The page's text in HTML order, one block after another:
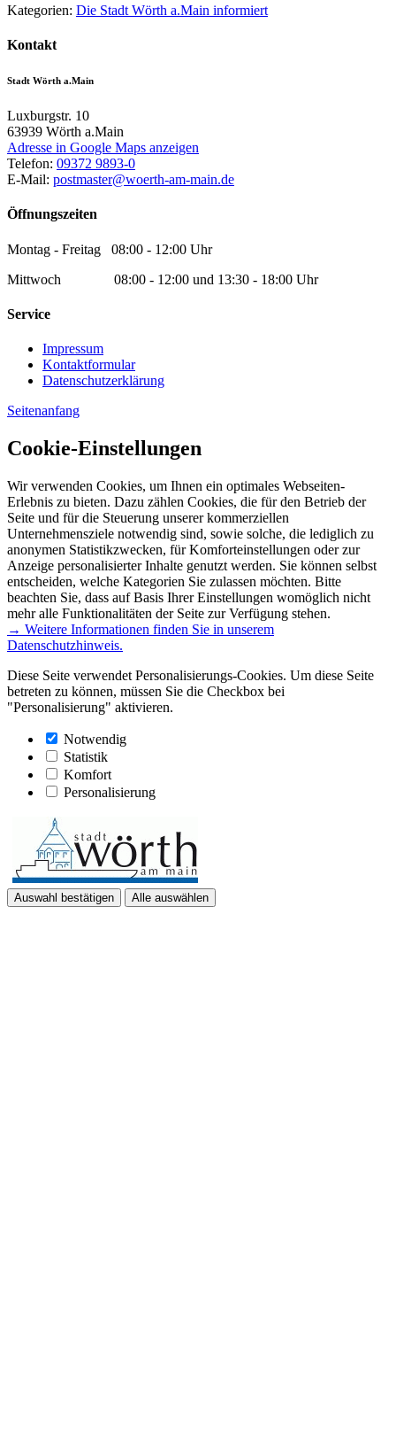
Kategorien: Die Stadt Wörth a.Main informiert
Kontakt
Stadt Wörth a.Main
Luxburgstr. 10
63939 Wörth a.Main
Adresse in Google Maps anzeigen
Telefon: 09372 9893-0
E-Mail: postmaster@woerth-am-main.de
Öffnungszeiten
Montag - Freitag 08:00 - 12:00 Uhr
Mittwoch 08:00 - 12:00 und 13:30 - 18:00 Uhr
Service
Impressum
Kontaktformular
Datenschutzerklärung
Seitenanfang
Cookie-Einstellungen
Wir verwenden Cookies, um Ihnen ein optimales Webseiten-
Erlebnis zu bieten. Dazu zählen Cookies, die für den Betrieb der
Seite und für die Steuerung unserer kommerziellen
Unternehmensziele notwendig sind, sowie solche, die lediglich zu
anonymen Statistikzwecken, für Komforteinstellungen oder zur
Anzeige personalisierter Inhalte genutzt werden. Sie können selbst
entscheiden, welche Kategorien Sie zulassen möchten. Bitte
beachten Sie, dass auf Basis Ihrer Einstellungen womöglich nicht
mehr alle Funktionalitäten der Seite zur Verfügung stehen.
→ Weitere Informationen finden Sie in unserem
Datenschutzhinweis.
Diese Seite verwendet Personalisierungs-Cookies. Um diese Seite
betreten zu können, müssen Sie die Checkbox bei
"Personalisierung" aktivieren.
Notwendig
Statistik
Komfort
Personalisierung
Auswahl bestätigen Alle auswählen